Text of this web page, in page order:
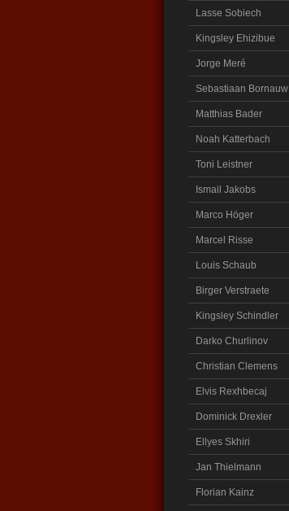
Lasse Sobiech
Kingsley Ehizibue
Jorge Meré
Sebastiaan Bornauw
Matthias Bader
Noah Katterbach
Toni Leistner
Ismail Jakobs
Marco Höger
Marcel Risse
Louis Schaub
Birger Verstraete
Kingsley Schindler
Darko Churlinov
Christian Clemens
Elvis Rexhbecaj
Dominick Drexler
Ellyes Skhiri
Jan Thielmann
Florian Kainz